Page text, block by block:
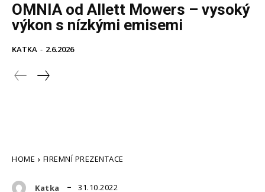
OMNIA od Allett Mowers – vysoký
výkon s nízkými emisemi
KATKA - 2.6.2026